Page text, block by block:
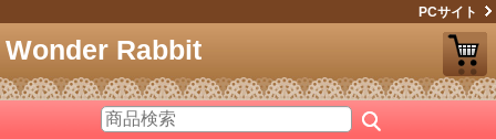
PCサイト
Wonder Rabbit